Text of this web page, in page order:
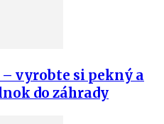
vyrobte si pekný a
do záhrady